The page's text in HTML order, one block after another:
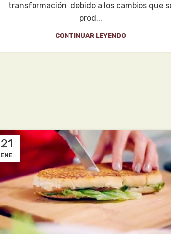
transformación debido a los cambios que
prod...
CONTINUAR LEYENDO
21
ENE